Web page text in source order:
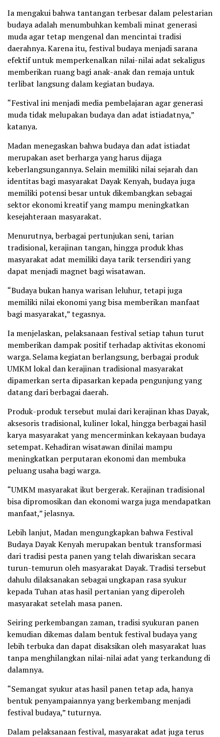
Ia mengakui bahwa tantangan terbesar dalam pelestarian
budaya adalah menumbuhkan kembali minat generasi
muda agar tetap mengenal dan mencintai tradisi
daerahnya. Karena itu, festival budaya menjadi sarana
efektif untuk memperkenalkan nilai-nilai adat sekaligus
memberikan ruang bagi anak-anak dan remaja untuk
terlibat langsung dalam kegiatan budaya.
“Festival ini menjadi media pembelajaran agar generasi
muda tidak melupakan budaya dan adat istiadatnya,”
katanya.
Madan menegaskan bahwa budaya dan adat istiadat
merupakan aset berharga yang harus dijaga
keberlangsungannya. Selain memiliki nilai sejarah dan
identitas bagi masyarakat Dayak Kenyah, budaya juga
memiliki potensi besar untuk dikembangkan sebagai
sektor ekonomi kreatif yang mampu meningkatkan
kesejahteraan masyarakat.
Menurutnya, berbagai pertunjukan seni, tarian
tradisional, kerajinan tangan, hingga produk khas
masyarakat adat memiliki daya tarik tersendiri yang
dapat menjadi magnet bagi wisatawan.
“Budaya bukan hanya warisan leluhur, tetapi juga
memiliki nilai ekonomi yang bisa memberikan manfaat
bagi masyarakat,” tegasnya.
Ia menjelaskan, pelaksanaan festival setiap tahun turut
memberikan dampak positif terhadap aktivitas ekonomi
warga. Selama kegiatan berlangsung, berbagai produk
UMKM lokal dan kerajinan tradisional masyarakat
dipamerkan serta dipasarkan kepada pengunjung yang
datang dari berbagai daerah.
Produk-produk tersebut mulai dari kerajinan khas Dayak,
aksesoris tradisional, kuliner lokal, hingga berbagai hasil
karya masyarakat yang mencerminkan kekayaan budaya
setempat. Kehadiran wisatawan dinilai mampu
meningkatkan perputaran ekonomi dan membuka
peluang usaha bagi warga.
“UMKM masyarakat ikut bergerak. Kerajinan tradisional
bisa dipromosikan dan ekonomi warga juga mendapatkan
manfaat,” jelasnya.
Lebih lanjut, Madan mengungkapkan bahwa Festival
Budaya Dayak Kenyah merupakan bentuk transformasi
dari tradisi pesta panen yang telah diwariskan secara
turun-temurun oleh masyarakat Dayak. Tradisi tersebut
dahulu dilaksanakan sebagai ungkapan rasa syukur
kepada Tuhan atas hasil pertanian yang diperoleh
masyarakat setelah masa panen.
Seiring perkembangan zaman, tradisi syukuran panen
kemudian dikemas dalam bentuk festival budaya yang
lebih terbuka dan dapat disaksikan oleh masyarakat luas
tanpa menghilangkan nilai-nilai adat yang terkandung di
dalamnya.
“Semangat syukur atas hasil panen tetap ada, hanya
bentuk penyampaiannya yang berkembang menjadi
festival budaya,” tuturnya.
Dalam pelaksanaan festival, masyarakat adat juga terus